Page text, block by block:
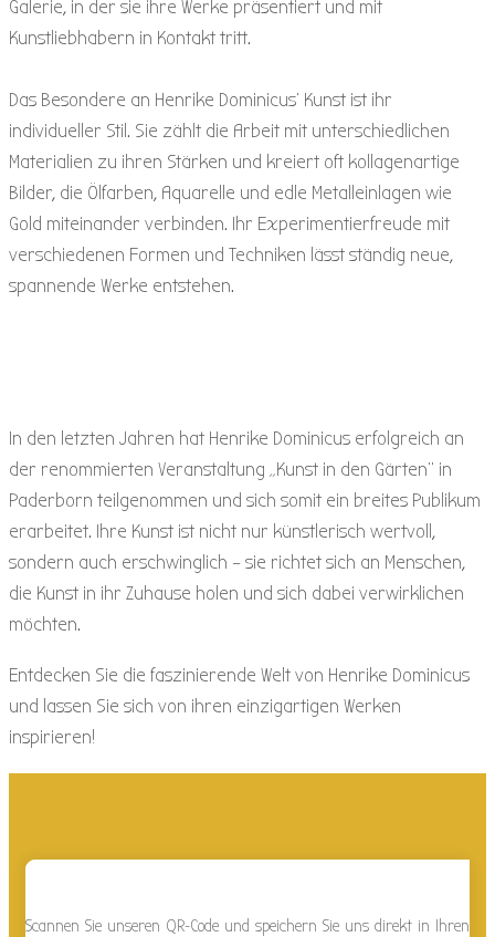
Galerie, in der sie ihre Werke präsentiert und mit
Kunstliebhabern in Kontakt tritt.
Das Besondere an Henrike Dominicus‘ Kunst ist ihr
individueller Stil. Sie zählt die Arbeit mit unterschiedlichen
Materialien zu ihren Stärken und kreiert oft kollagenartige
Bilder, die Ölfarben, Aquarelle und edle Metalleinlagen wie
Gold miteinander verbinden. Ihr Experimentierfreude mit
verschiedenen Formen und Techniken lässt ständig neue,
spannende Werke entstehen.
In den letzten Jahren hat Henrike Dominicus erfolgreich an
der renommierten Veranstaltung „Kunst in den Gärten“ in
Paderborn teilgenommen und sich somit ein breites Publikum
erarbeitet. Ihre Kunst ist nicht nur künstlerisch wertvoll,
sondern auch erschwinglich – sie richtet sich an Menschen,
die Kunst in ihr Zuhause holen und sich dabei verwirklichen
möchten.
Entdecken Sie die faszinierende Welt von Henrike Dominicus
und lassen Sie sich von ihren einzigartigen Werken
inspirieren!
Scannen Sie unseren QR-Code und speichern Sie uns direkt in Ihren